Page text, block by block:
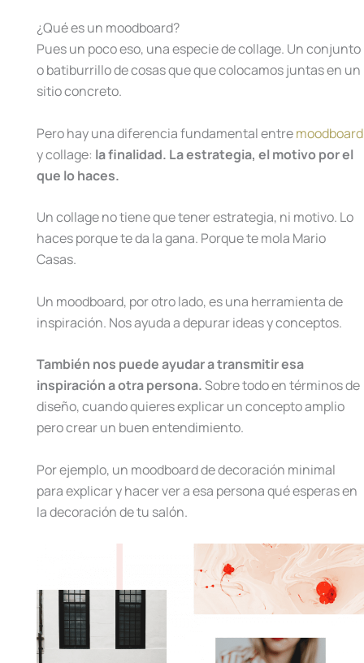
¿Qué es un moodboard?
Pues un poco eso, una especie de collage. Un conjunto
o batiburrillo de cosas que que colocamos juntas en un
sitio concreto.
Pero hay una diferencia fundamental entremoodboard
y collage: la finalidad. La estrategia, el motivo por el
que lo haces.
Un collage no tiene que tener estrategia, ni motivo. Lo
haces porque te da la gana. Porque te mola Mario
Casas.
Un moodboard, por otro lado, es una herramienta de
inspiración. Nos ayuda a depurar ideas y conceptos.
También nos puede ayudar a transmitir esa
inspiración a otra persona.Sobre todo en términos de
diseño, cuando quieres explicar un concepto amplio
pero crear un buen entendimiento.
Por ejemplo, un moodboard de decoración minimal
para explicar y hacer ver a esa persona qué esperas en
la decoración de tu salón.